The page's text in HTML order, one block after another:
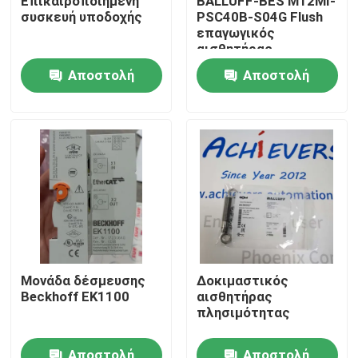
Επικοινωνήστε μαζί μας
Ειδήσεις
Ζητήστε μια προσφορά
News
Προϊόντα ALLEN BRADLEY PLC
ΠΕΡΠΕΡΛΙΚΗ ΦΟΥΚΗ Απομονωμένο φράγμα
συσκευή υποδοχής
Αποστολή
PSC40B-S04G Flush
επαγωγικός
αισθητήρας
εγγύτητας
Αποστολή
Μονάδα δέσμευσης
Beckhoff EK1100
Αποστολή
Δοκιμαστικός
αισθητήρας
πλησιμότητας
Αποστολή